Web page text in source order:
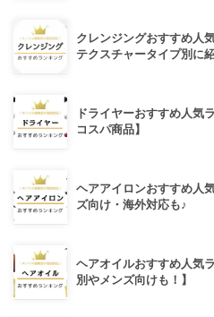
クレンジングおすすめ人
テクスチャータイプ別に
ドライヤーおすすめ人気
コスパ商品】
ヘアアイロンおすすめ人
ズ向け・海外対応も♪
ヘアオイルおすすめ人気
別やメンズ向けも！】